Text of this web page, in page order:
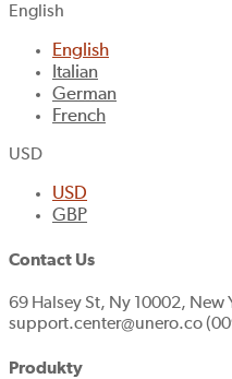
English
English
Italian
German
French
USD
USD
GBP
Contact Us
69 Halsey St, Ny 10002, New
support.center@unero.co
Produkty